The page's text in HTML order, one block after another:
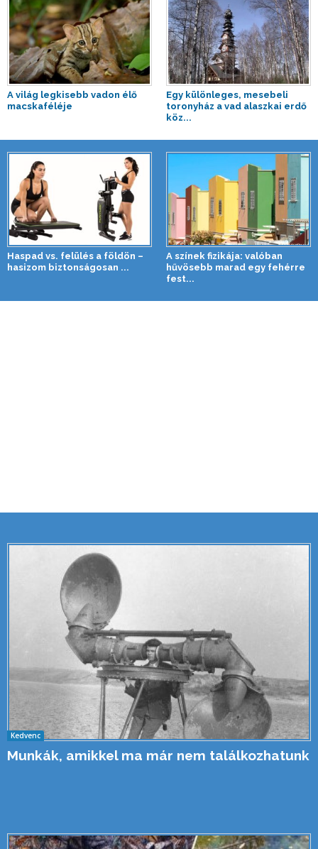
A világ legkisebb vadon élő
macskaféléje
Egy különleges, mesebeli
toronyház a vad alaszkai erdő
köz...
Haspad vs. felülés a földön –
hasizom biztonságosan ...
A színek fizikája: valóban
hűvösebb marad egy fehérre
fest...
Kedvenc
Munkák, amikkel ma már nem találkozhatunk